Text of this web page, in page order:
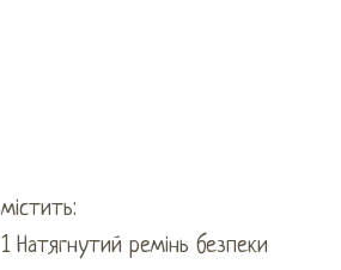
містить:
1 Натягнутий ремінь безпеки